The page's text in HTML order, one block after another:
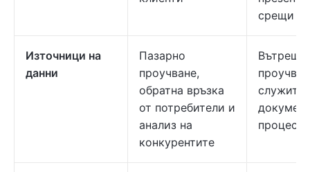
срещи
Източници на
данни
Пазарно
проучване,
обратна връзка
от потребители и
анализ на
конкурентите